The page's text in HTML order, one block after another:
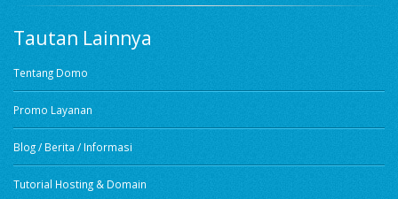
Tautan Lainnya
Tentang Domo
Promo Layanan
Blog / Berita / Informasi
Tutorial Hosting & Domain